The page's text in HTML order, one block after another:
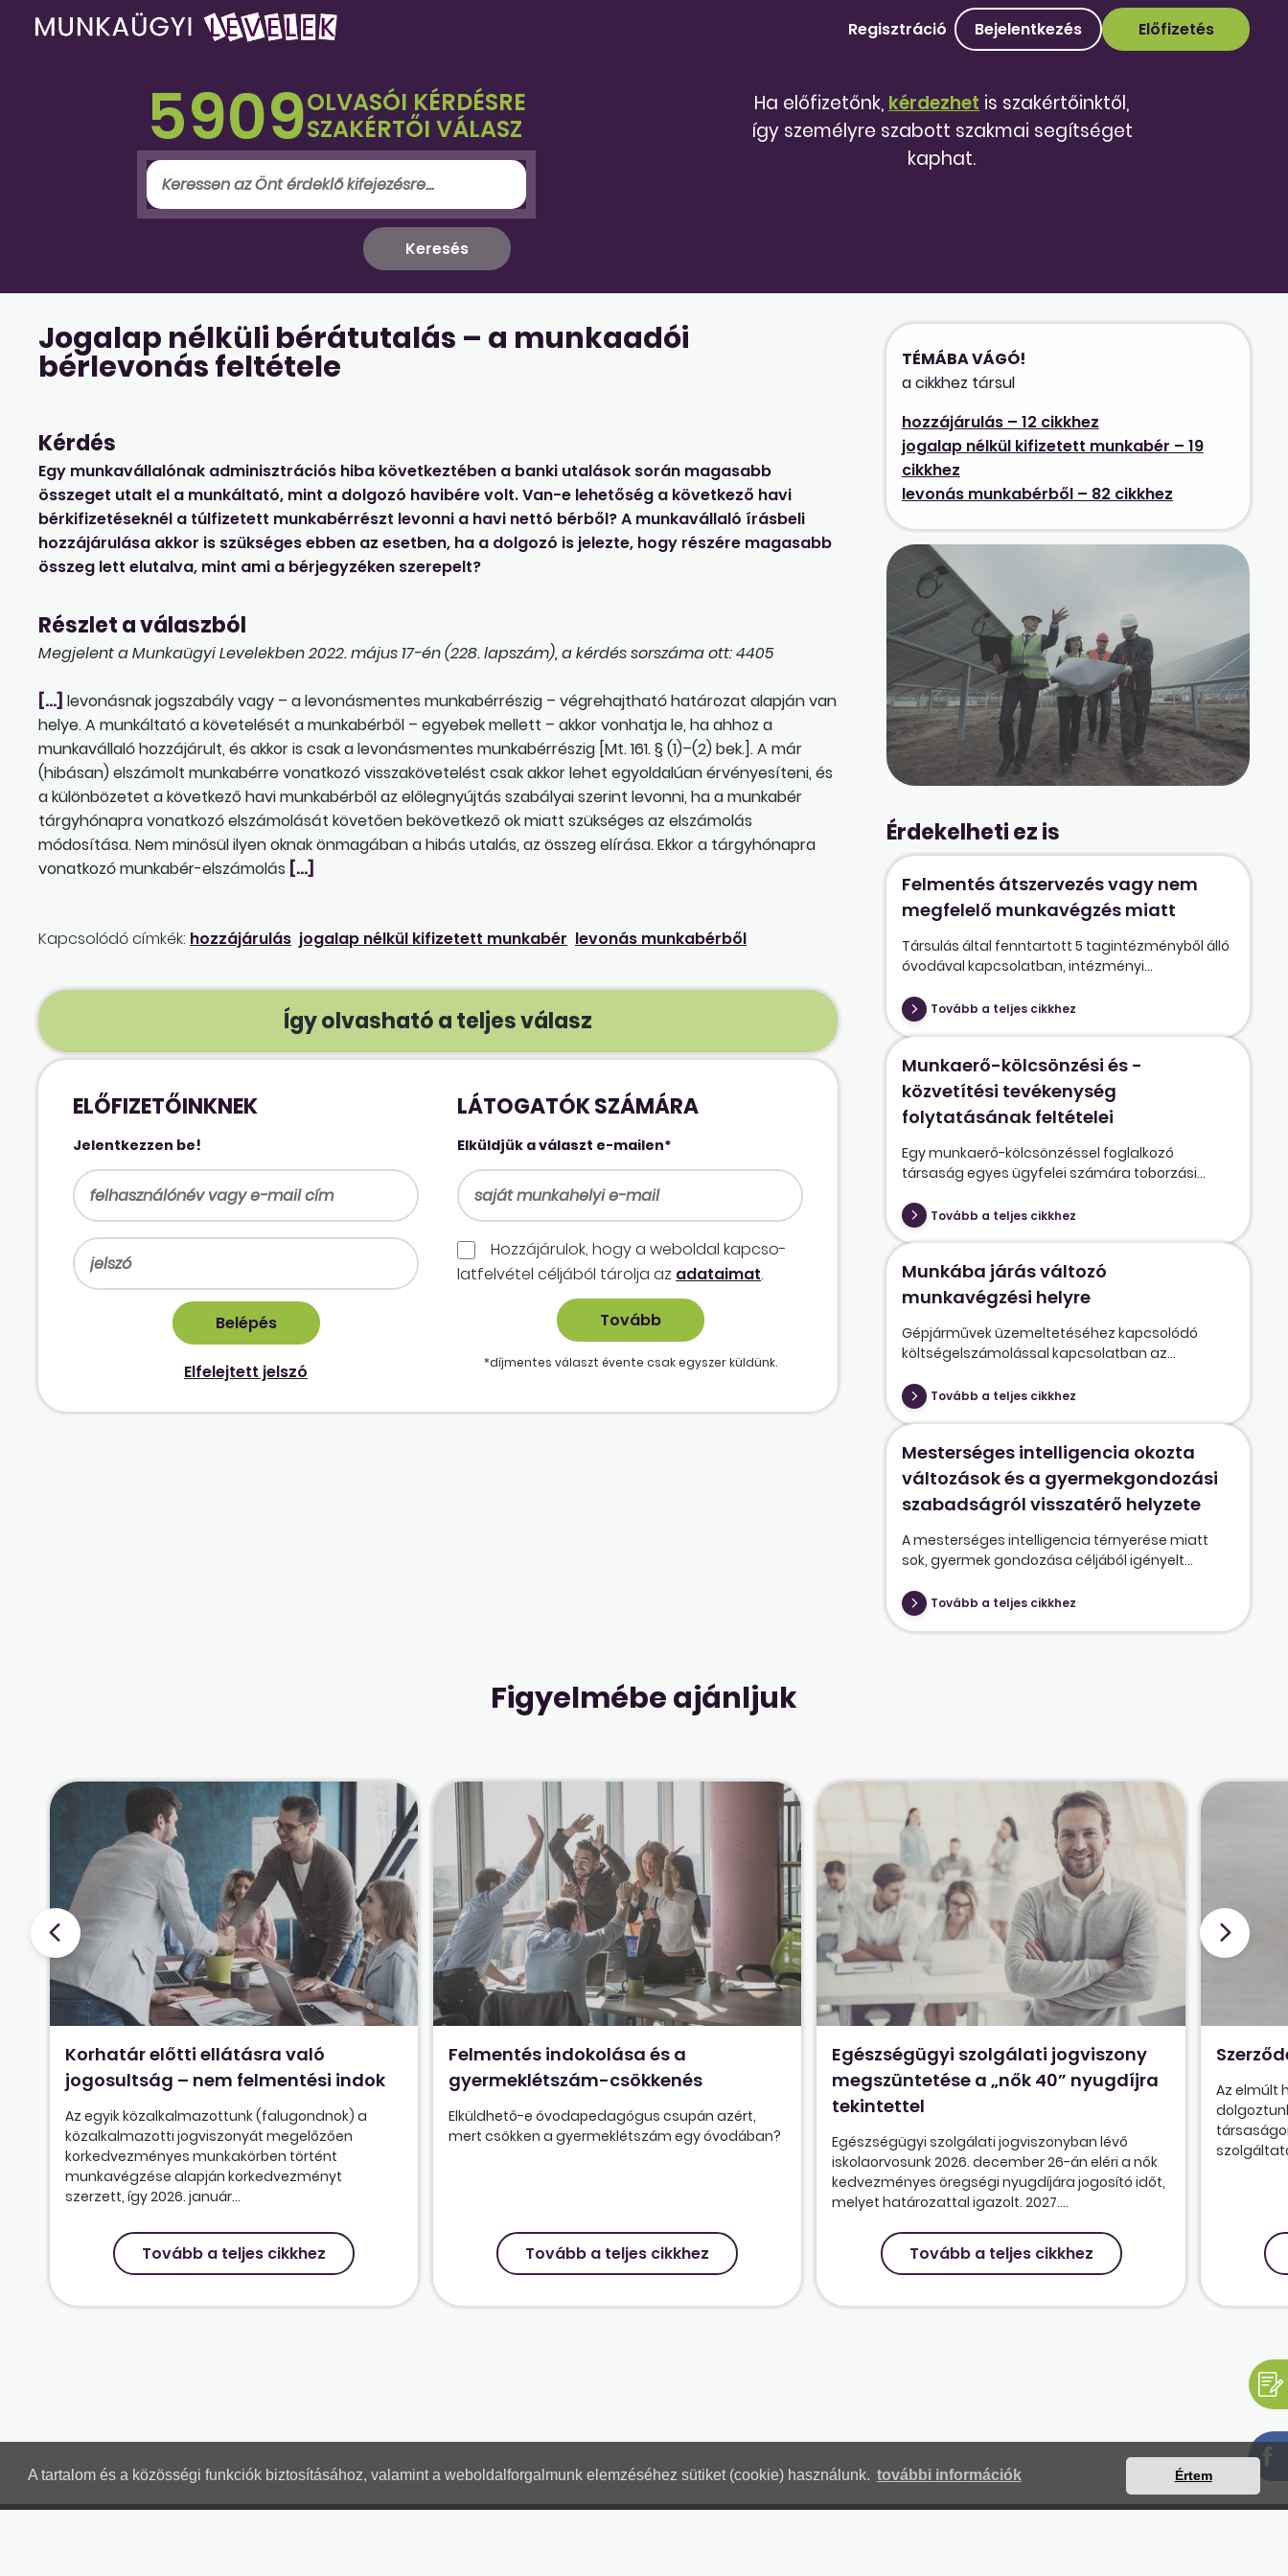
A tartalom és a közösségi funkciók biztosításához, valamint a weboldalforgalmunk elemzéséhez sütiket (cookie) használunk. további információk Értem
Regisztráció Bejelentkezés Előfizetés
5909OLVASÓI KÉRDÉSRE
SZAKÉRTŐI VÁLASZ
Ha előfizetőnk, kérdezhet is szakértőinktől,
így személyre szabott szakmai segítséget
kaphat.
Jogalap nélküli bérátutalás – a munkaadói
bérlevonás feltétele
Kérdés
Egy munkavállalónak adminisztrációs hiba következtében a banki utalások során magasabb
összeget utalt el a munkáltató, mint a dolgozó havibére volt. Van-e lehetőség a következő havi
bérkifizetéseknél a túlfizetett munkabérrészt levonni a havi nettó bérből? A munkavállaló írásbeli
hozzájárulása akkor is szükséges ebben az esetben, ha a dolgozó is jelezte, hogy részére magasabb
összeg lett elutalva, mint ami a bérjegyzéken szerepelt?
Részlet a válaszból
Megjelent a Munkaügyi Levelekben 2022. május 17-én (228. lapszám), a kérdés sorszáma ott: 4405
[…] levonásnak jogszabály vagy – a levonásmentes munkabérrészig – végrehajtható határozat alapján van
helye. A munkáltató a követelését a munkabérből – egyebek mellett – akkor vonhatja le, ha ahhoz a
munkavállaló hozzájárult, és akkor is csak a levonásmentes munkabérrészig [Mt. 161. § (1)–(2) bek.]. A már
(hibásan) elszámolt munkabérre vonatkozó visszakövetelést csak akkor lehet egyoldalúan érvényesíteni, és
a különbözetet a következő havi munkabérből az előlegnyújtás szabályai szerint levonni, ha a munkabér
tárgyhónapra vonatkozó elszámolását követően bekövetkező ok miatt szükséges az elszámolás
módosítása. Nem minősül ilyen oknak önmagában a hibás utalás, az összeg elírása. Ekkor a tárgyhónapra
vonatkozó munkabér-elszámolás […]
Kapcsolódó címkék: hozzájárulás jogalap nélkül kifizetett munkabér levonás munkabérből
Így olvasható a teljes válasz
ELŐFIZETŐINKNEK
Jelentkezzen be!
Elfelejtett jelszó
LÁTOGATÓK SZÁMÁRA
Elküldjük a választ e-mailen*
Hozzájárulok, hogy a weboldal kapcso­
lat­felvétel céljából tárolja az adataimat.
*díjmentes választ évente csak egyszer küldünk.
TÉMÁBA VÁGÓ!
a cikkhez társul
hozzájárulás – 12 cikkhez
jogalap nélkül kifizetett munkabér – 19
cikkhez
levonás munkabérből – 82 cikkhez
Érdekelheti ez is
Felmentés átszervezés vagy nem
megfelelő munkavégzés miatt
Társulás által fenntartott 5 tagintézményből álló
óvodával kapcsolatban, intézményi...
Tovább a teljes cikkhez
Munkaerő-kölcsönzési és -
közvetítési tevékenység
folytatásának feltételei
Egy munkaerő-kölcsönzéssel foglalkozó
társaság egyes ügyfelei számára toborzási...
Tovább a teljes cikkhez
Munkába járás változó
munkavégzési helyre
Gépjárművek üzemeltetéséhez kapcsolódó
költségelszámolással kapcsolatban az...
Tovább a teljes cikkhez
Mesterséges intelligencia okozta
változások és a gyermekgondozási
szabadságról visszatérő helyzete
A mesterséges intelligencia térnyerése miatt
sok, gyermek gondozása céljából igényelt...
Tovább a teljes cikkhez
Figyelmébe ajánljuk
Korhatár előtti ellátásra való
jogosultság – nem felmentési indok
Az egyik közalkalmazottunk (falugondnok) a
közalkalmazotti jogviszonyát megelőzően
korkedvezményes munkakörben történt
munkavégzése alapján korkedvezményt
szerzett, így 2026. január...
Tovább a teljes cikkhez
Felmentés indokolása és a
gyermeklétszám-csökkenés
Elküldhető-e óvodapedagógus csupán azért,
mert csökken a gyermeklétszám egy óvodában?
Tovább a teljes cikkhez
Egészségügyi szolgálati jogviszony
megszüntetése a „nők 40” nyugdíjra
tekintettel
Egészségügyi szolgálati jogviszonyban lévő
iskolaorvosunk 2026. december 26-án eléri a nők
kedvezményes öregségi nyugdíjára jogosító időt,
melyet határozattal igazolt. 2027....
Tovább a teljes cikkhez
Az elmúlt